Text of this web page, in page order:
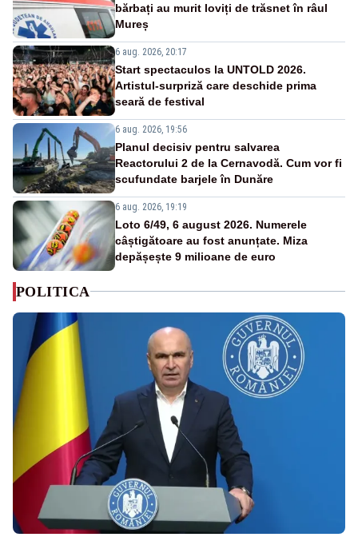
bărbați au murit loviți de trăsnet în râul
Mureș
6 aug. 2026, 20:17
Start spectaculos la UNTOLD 2026.
Artistul-surpriză care deschide prima
seară de festival
6 aug. 2026, 19:56
Planul decisiv pentru salvarea
Reactorului 2 de la Cernavodă. Cum vor fi
scufundate barjele în Dunăre
6 aug. 2026, 19:19
Loto 6/49, 6 august 2026. Numerele
câștigătoare au fost anunțate. Miza
depășește 9 milioane de euro
POLITICA